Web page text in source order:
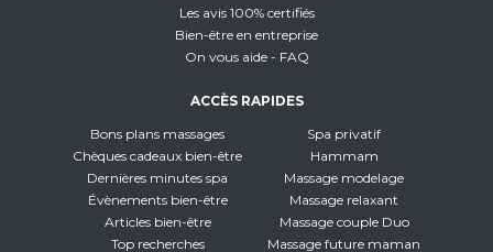
Les avis 100% certifiés
Bien-être en entreprise
On vous aide - FAQ
ACCÈS RAPIDES
Bons plans massages
Chèques cadeaux bien-être
Dernières minutes spa
Évènements bien-être
Articles bien-être
Top recherches
Spa privatif
Hammam
Massage modelage
Massage relaxant
Massage couple Duo
Massage future maman